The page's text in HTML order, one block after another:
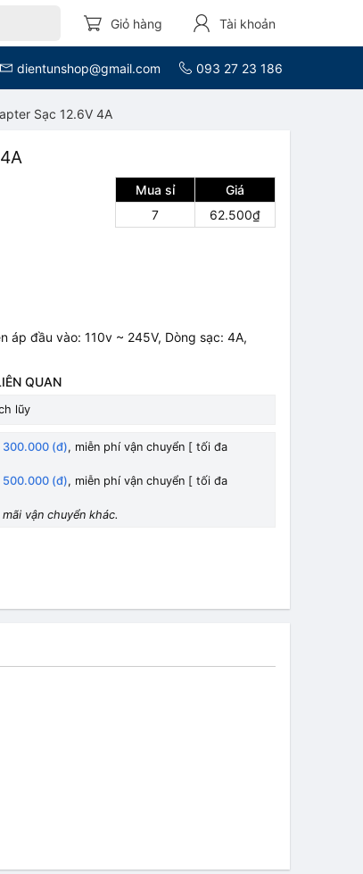
Giỏ hàng Tài khoản
dientunshop@gmail.com 093 27 23 186
Sạc 12.6V 4A
Mua sỉ
Giá
7
62.500₫
áp đầu vào: 110v ~ 245V, Dòng sạc: 4A,
QUAN
lũy
300.000 (đ), miễn phí vận chuyển [ tối đa
500.000 (đ), miễn phí vận chuyển [ tối đa
vận chuyển khác.